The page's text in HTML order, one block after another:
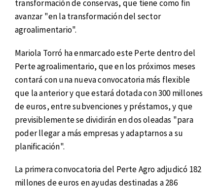
transformación de conservas, que tiene como fin
avanzar "en la transformación del sector
agroalimentario".
Mariola Torró ha enmarcado este Perte dentro del
Perte agroalimentario, que en los próximos meses
contará con una nueva convocatoria más flexible
que la anterior y que estará dotada con 300 millones
de euros, entre subvenciones y préstamos, y que
previsiblemente se dividirán en dos oleadas "para
poder llegar a más empresas y adaptarnos a su
planificación".
La primera convocatoria del Perte Agro adjudicó 182
millones de euros en ayudas destinadas a 286